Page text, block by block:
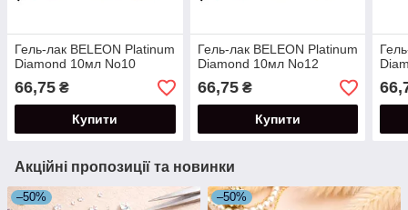
Гель-лак BELEON Platinum
Diamond 10мл No10
66,75 ₴
Купити
Гель-лак BELEON Platinum
Diamond 10мл No12
66,75₴
Купити
Акційні пропозиції та новинки
–50% –50%